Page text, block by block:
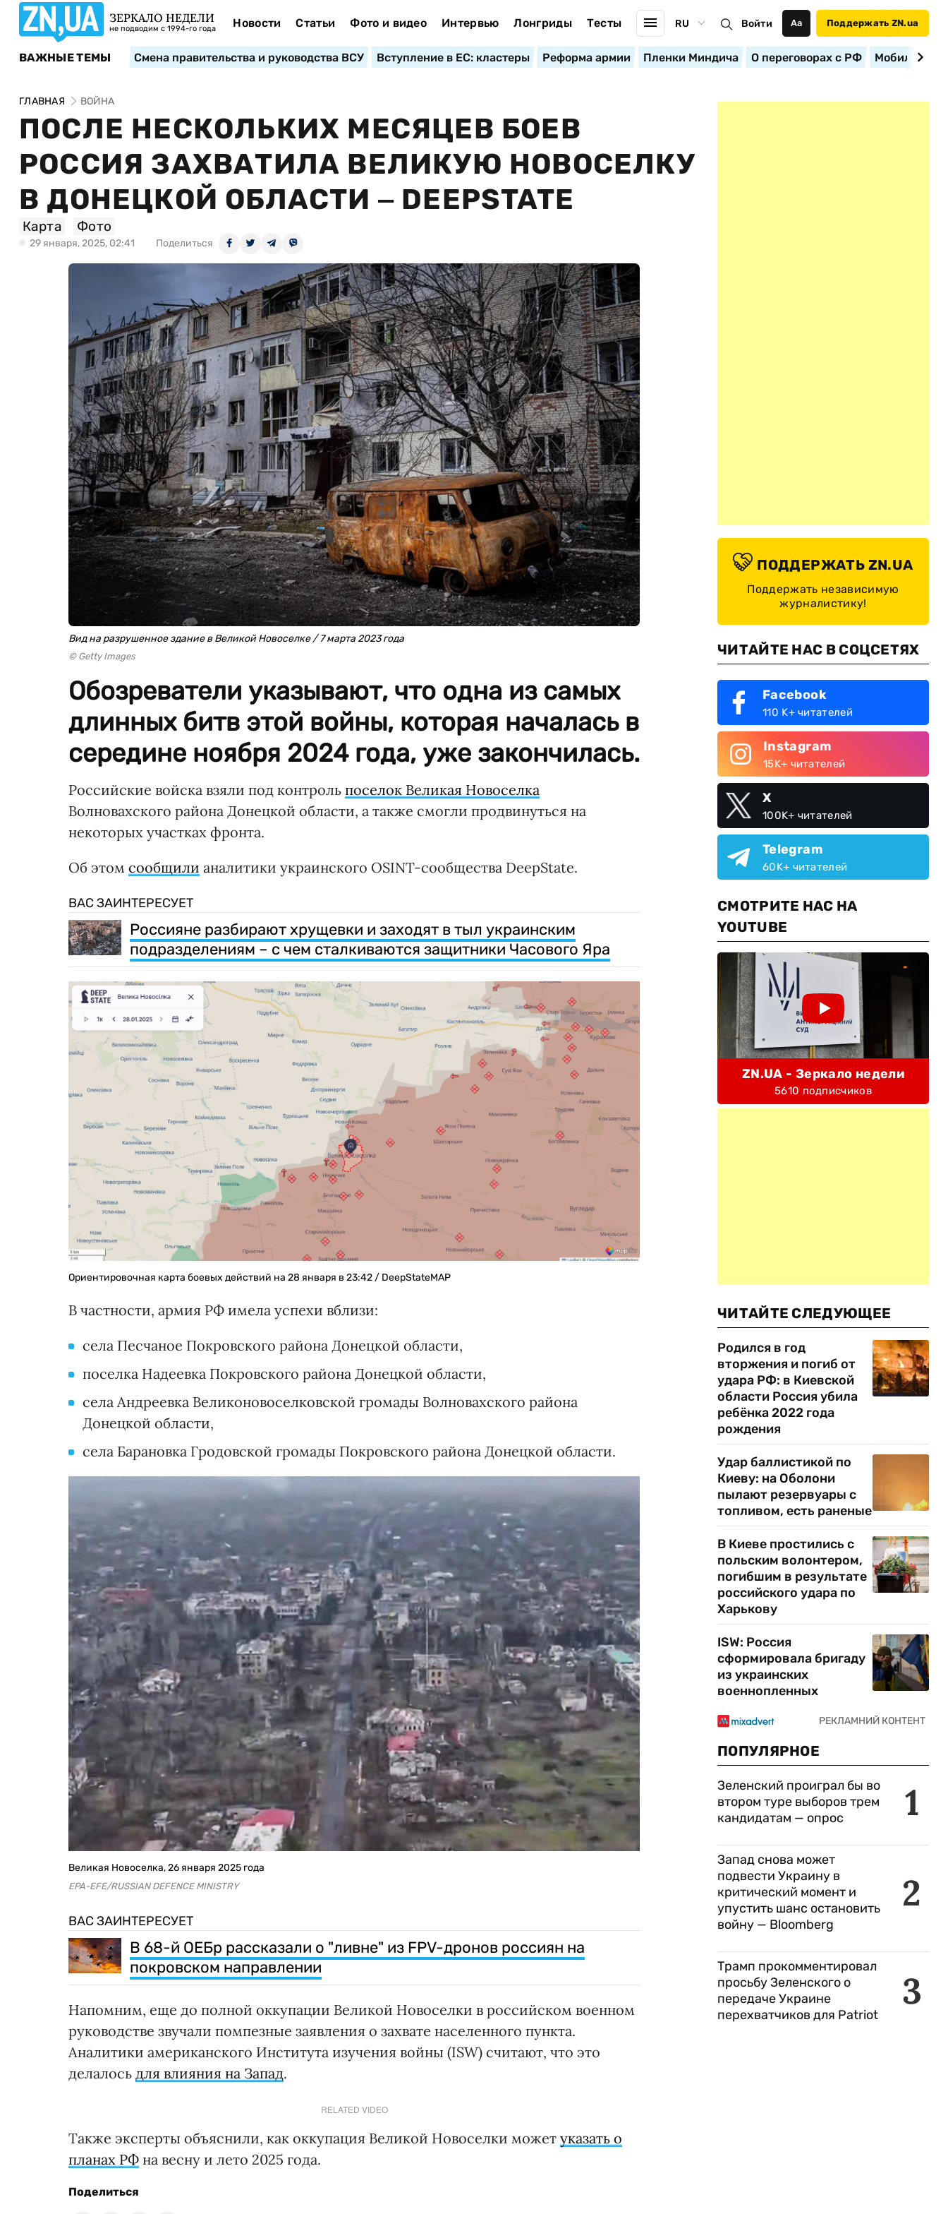
ЗЕРКАЛО НЕДЕЛИ
не подводим с 1994-го года Новости Статьи Фото и видео Интервью Лонгриды Тесты RU Войти Аа Поддержать ZN.ua
ВАЖНЫЕ ТЕМЫ Смена правительства и руководства ВСУ Вступление в ЕС: кластеры Реформа армии Пленки Миндича О переговорах с РФ
ГЛАВНАЯ ВОЙНА
ПОСЛЕ НЕСКОЛЬКИХ МЕСЯЦЕВ БОЕВ
РОССИЯ ЗАХВАТИЛА ВЕЛИКУЮ НОВОСЕЛКУ
В ДОНЕЦКОЙ ОБЛАСТИ ‒ DEEPSTATE
Карта Фото
29 января, 2025, 02:41 Поделиться
Вид на разрушенное здание в Великой Новоселке / 7 марта 2023 года
© Getty Images
Обозреватели указывают, что одна из самых
длинных битв этой войны, которая началась в
середине ноября 2024 года, уже закончилась.
Российские войска взяли под контроль поселок Великая Новоселка
Волновахского района Донецкой области, а также смогли продвинуться на
некоторых участках фронта.
Об этом сообщили аналитики украинского OSINT-сообщества DeepState.
ВАС ЗАИНТЕРЕСУЕТ
Россияне разбирают хрущевки и заходят в тыл украинским
подразделениям – с чем сталкиваются защитники Часового Яра
Ориентировочная карта боевых действий на 28 января в 23:42 / DeepStateMAP
В частности, армия РФ имела успехи вблизи:
села Песчаное Покровского района Донецкой области,
поселка Надеевка Покровского района Донецкой области,
села Андреевка Великоновоселковской громады Волновахского района
Донецкой области,
села Барановка Гродовской громады Покровского района Донецкой области.
Великая Новоселка, 26 января 2025 года
EPA-EFE/RUSSIAN DEFENCE MINISTRY
ВАС ЗАИНТЕРЕСУЕТ
В 68-й ОЕБр рассказали о "ливне" из FPV-дронов россиян на
покровском направлении
Напомним, еще до полной оккупации Великой Новоселки в российском военном
руководстве звучали помпезные заявления о захвате населенного пункта.
Аналитики американского Института изучения войны (ISW) считают, что это
делалось для влияния на Запад.
RELATED VIDEO
Также эксперты объяснили, как оккупация Великой Новоселки может указать о
планах РФ на весну и лето 2025 года.
Поделиться
ПОДДЕРЖАТЬ ZN.UA
Поддержать независимую
журналистику!
ЧИТАЙТЕ НАС В СОЦСЕТЯХ
Facebook
110 K+ читателей
Instagram
15K+ читателей
X
100K+ читателей
Telegram
60K+ читателей
СМОТРИТЕ НАС НА
YOUTUBE
ZN.UA - Зеркало недели
5610 подписчиков
ЧИТАЙТЕ СЛЕДУЮЩЕЕ
Родился в год
вторжения и погиб от
удара РФ: в Киевской
области Россия убила
ребёнка 2022 года
рождения
Удар баллистикой по
Киеву: на Оболони
пылают резервуары с
топливом, есть раненые
В Киеве простились с
польским волонтером,
погибшим в результате
российского удара по
Харькову
ISW: Россия
сформировала бригаду
из украинских
военнопленных
ПОПУЛЯРНОЕ
1
Зеленский проиграл бы во
втором туре выборов трем
кандидатам — опрос
2
Запад снова может
подвести Украину в
критический момент и
упустить шанс остановить
войну — Bloomberg
3
Трамп прокомментировал
просьбу Зеленского о
передаче Украине
перехватчиков для Patriot